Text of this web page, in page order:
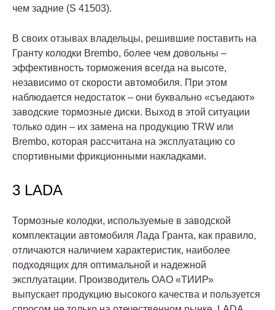
чем задние (S 41503).
В своих отзывах владельцы, решившие поставить на
Гранту колодки Brembo, более чем довольны –
эффективность торможения всегда на высоте,
независимо от скорости автомобиля. При этом
наблюдается недостаток – они буквально «съедают»
заводские тормозные диски. Выход в этой ситуации
только один – их замена на продукцию TRW или
Brembo, которая рассчитана на эксплуатацию со
спортивными фрикционными накладками.
3 LADA
Тормозные колодки, используемые в заводской
комплектации автомобиля Лада Гранта, как правило,
отличаются наличием характеристик, наиболее
подходящих для оптимальной и надежной
эксплуатации. Производитель ОАО «ТИИР»
выпускает продукцию высокого качества и пользуется